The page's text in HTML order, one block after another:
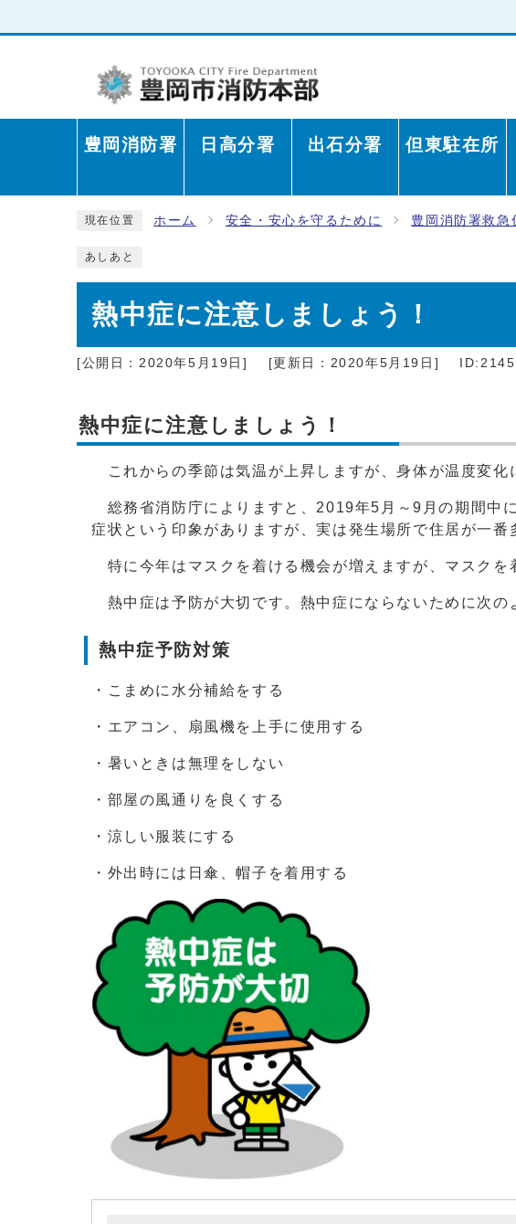
豊岡消防署 日高分署 出石分署 但東駐在所
現在位置 ホーム 安全・安心を守るために 豊岡消防署救急
あしあと
熱中症に注意しましょう！
[公開日：2020年5月19日] [更新日：2020年5月19日] ID:2145
熱中症に注意しましょう！
これからの季節は気温が上昇しますが、身体が温度変化
総務省消防庁によりますと、2019年5月～9月の期間中
症状という印象がありますが、実は発生場所で住居が一番
特に今年はマスクを着ける機会が増えますが、マスクを
熱中症は予防が大切です。熱中症にならないために次の
熱中症予防対策
・こまめに水分補給をする
・エアコン、扇風機を上手に使用する
・暑いときは無理をしない
・部屋の風通りを良くする
・涼しい服装にする
・外出時には日傘、帽子を着用する